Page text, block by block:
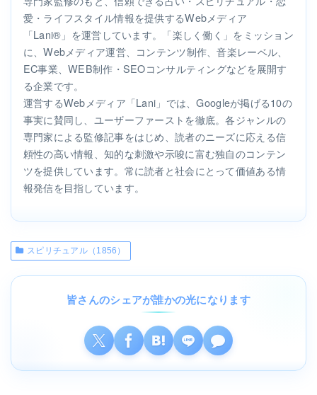
愛・ライフスタイル情報を提供するWebメディア
「Lani®」を運営しています。「楽しく働く」をミッション
に、Webメディア運営、コンテンツ制作、音楽レーベル、
EC事業、WEB制作・SEOコンサルティングなどを展開す
る企業です。
運営するWebメディア「Lani」では、Googleが掲げる10の
事実に賛同し、ユーザーファーストを徹底。各ジャンルの
専門家による監修記事をはじめ、読者のニーズに応える信
頼性の高い情報、知的な刺激や示唆に富む独自のコンテン
ツを提供しています。常に読者と社会にとって価値ある情
報発信を目指しています。
スピリチュアル（1856）
皆さんのシェアが誰かの光になります